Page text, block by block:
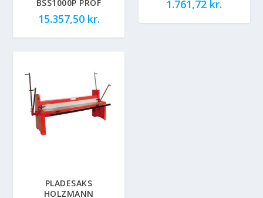
BSS1000P PROF
15.357,50 kr.
1.761,72 kr.
PLADESAKS
HOLZMANN